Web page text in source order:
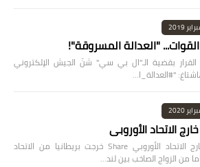
"العدالة المسروقة"!
بقضية الـ"ال بي سي" شنّ الجيش الإلكتروني
"#العدالة_ا…
الاتحاد الأوروبي
بريطانيا خارج الاتحاد الأوروبي Share خرجت بريطانيا من الاتحاد